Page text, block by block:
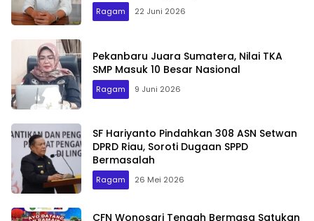
Ragam 22 Juni 2026
Pekanbaru Juara Sumatera, Nilai TKA
SMP Masuk 10 Besar Nasional
Ragam 9 Juni 2026
SF Hariyanto Pindahkan 308 ASN Setwan
DPRD Riau, Soroti Dugaan SPPD
Bermasalah
Ragam 26 Mei 2026
CFN Wonosari Tengah Bermasa Satukan